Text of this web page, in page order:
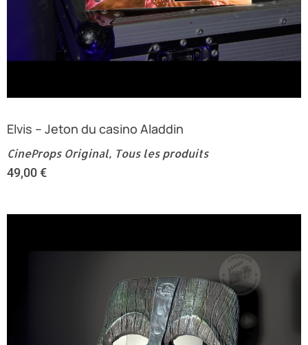
Elvis – Jeton du casino Aladdin
CineProps Original, Tous les produits
49,00€